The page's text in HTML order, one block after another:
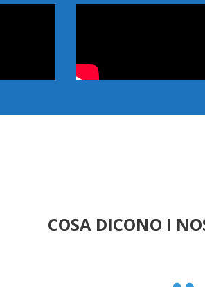
COSA DICONO I